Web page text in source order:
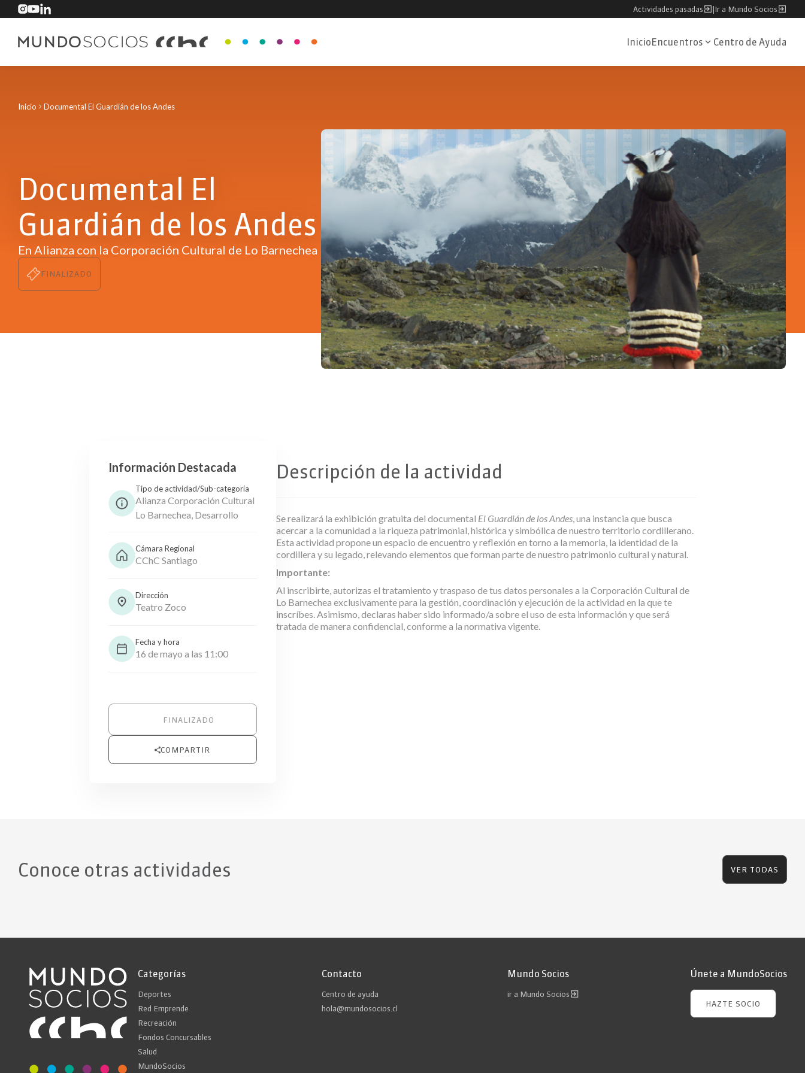
Actividades pasadas |Ir a Mundo Socios
InicioEncuentros Centro de Ayuda
Inicio Documental El Guardián de los Andes
Documental El
Guardián de los Andes
En Alianza con la Corporación Cultural de Lo Barnechea
FINALIZADO
Información Destacada
Tipo de actividad/Sub-categoría
Alianza Corporación Cultural
Lo Barnechea, Desarrollo
Cámara Regional
CChC Santiago
Dirección
Teatro Zoco
Fecha y hora
16 de mayo a las 11:00
FINALIZADO
COMPARTIR
Descripción de la actividad
Se realizará la exhibición gratuita del documental El Guardián de los Andes, una instancia que busca
acercar a la comunidad a la riqueza patrimonial, histórica y simbólica de nuestro territorio cordillerano.
Esta actividad propone un espacio de encuentro y reflexión en torno a la memoria, la identidad de la
cordillera y su legado, relevando elementos que forman parte de nuestro patrimonio cultural y natural.
Importante:
Al inscribirte, autorizas el tratamiento y traspaso de tus datos personales a la Corporación Cultural de
Lo Barnechea exclusivamente para la gestión, coordinación y ejecución de la actividad en la que te
inscríbes. Asimismo, declaras haber sido informado/a sobre el uso de esta información y que será
tratada de manera confidencial, conforme a la normativa vigente.
Conoce otras actividades VER TODAS
Categorías
Deportes
Red Emprende
Recreación
Fondos Concursables
Salud
MundoSocios
Contacto
Centro de ayuda
hola@mundosocios.cl
Mundo Socios
ir a Mundo Socios
Únete a MundoSocios
HAZTE SOCIO